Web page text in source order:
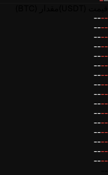
--
--
--
--
--
--
--
--
--
--
--
--
--
--
--
--
--
--
--
--
--
--
--
--
--
--
--
--
--
--
--
--